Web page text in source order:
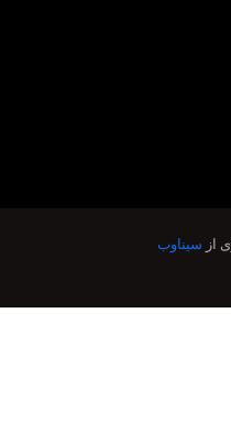
از سیناوب